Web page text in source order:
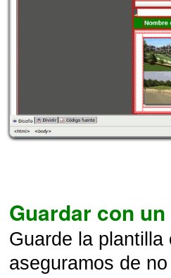
Guardar con
Guarde la
aseguramos de